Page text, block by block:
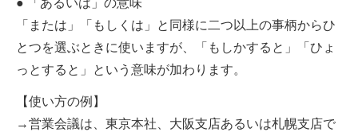
● 「あるいは」の意味
「または」「もしくは」と同様に二つ以上の事柄からひ
とつを選ぶときに使いますが、「もしかすると」「ひょ
っとすると」という意味が加わります。
【使い方の例】
→営業会議は、東京本社、大阪支店あるいは札幌支店で